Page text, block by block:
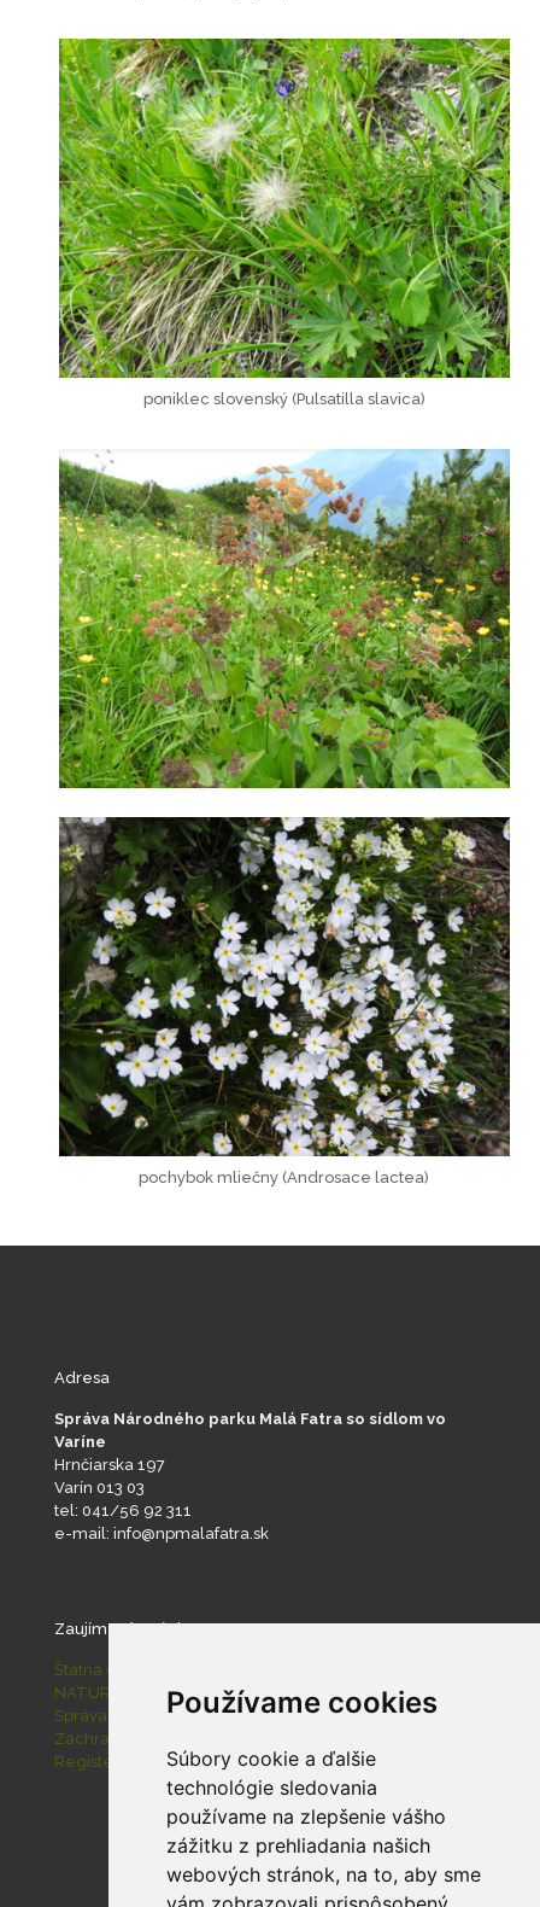
Používame cookies
Súbory cookie a ďalšie
technológie sledovania
používame na zlepšenie vášho
zážitku z prehliadania našich
webových stránok, na to, aby sme
poniklec slovenský (Pulsatilla slavica)
pochybok mliečny (Androsace lactea)
Adresa
Správa Národného parku Malá Fatra so sídlom vo
Varíne
Hrnčiarska 197
Varín 013 03
tel: 041/56 92 311
e-mail: info@npmalafatra.sk
Zaujímavé stránky
Štátna ochrana prírody SR
NATURA 2000
Správa slovenských jaskýň
Záchranná stanica pre zranené živočíchy Zázrivá
Register ponúkaného majetku štátu